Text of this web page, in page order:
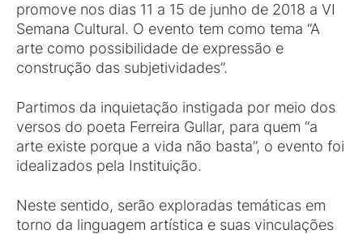
promove nos dias 11 a 15 de junho de 2018 a VI
Semana Cultural. O evento tem como tema “A
arte como possibilidade de expressão e
construção das subjetividades”.
Partimos da inquietação instigada por meio dos
versos do poeta Ferreira Gullar, para quem “a
arte existe porque a vida não basta”, o evento foi
idealizados pela Instituição.
Neste sentido, serão exploradas temáticas em
torno da linguagem artística e suas vinculações